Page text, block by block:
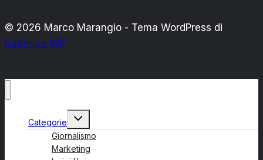
© 2026 Marco Marangio - Tema WordPress di
Kadence WP
Categorie
Alterna
figlio
Giornalismo
Marketing